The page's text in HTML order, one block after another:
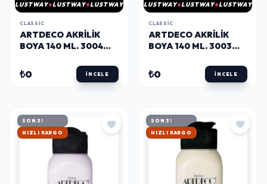
LUSTWAY LUSTWAY LUSTWAY
CLASSIC
ARTDECO AKRILIK
BOYA 140 ML. 3004
₺0 İNCELE
LUSTWAY LUSTWAY LUSTWAY
CLASSIC
ARTDECO AKRILIK
BOYA 140 ML. 3003
₺0 İNCELE
SON 3!
HIZLI KARGO
SON 3!
HIZLI KARGO